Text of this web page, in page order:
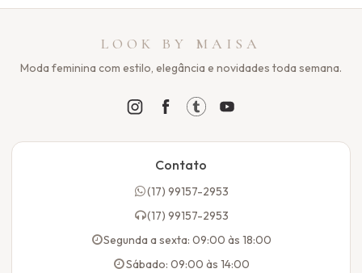
LOOK BY MAISA
Moda feminina com estilo, elegância e novidades toda semana.
Contato
(17) 99157-2953
(17) 99157-2953
Segunda a sexta: 09:00 às 18:00
Sábado: 09:00 às 14:00